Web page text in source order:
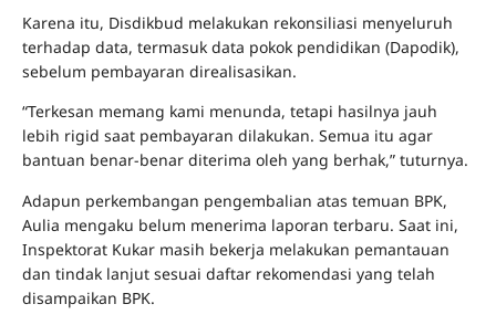
Karena itu, Disdikbud melakukan rekonsiliasi menyeluruh
terhadap data, termasuk data pokok pendidikan (Dapodik),
sebelum pembayaran direalisasikan.
“Terkesan memang kami menunda, tetapi hasilnya jauh
lebih rigid saat pembayaran dilakukan. Semua itu agar
bantuan benar-benar diterima oleh yang berhak,” tuturnya.
Adapun perkembangan pengembalian atas temuan BPK,
Aulia mengaku belum menerima laporan terbaru. Saat ini,
Inspektorat Kukar masih bekerja melakukan pemantauan
dan tindak lanjut sesuai daftar rekomendasi yang telah
disampaikan BPK.